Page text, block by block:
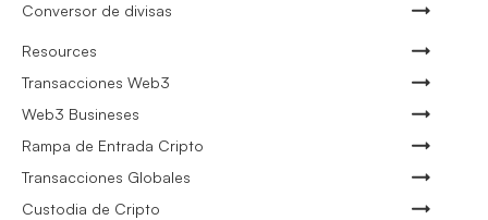
Conversor de divisas
Resources
Transacciones Web3
Web3 Busineses
Rampa de Entrada Cripto
Transacciones Globales
Custodia de Cripto